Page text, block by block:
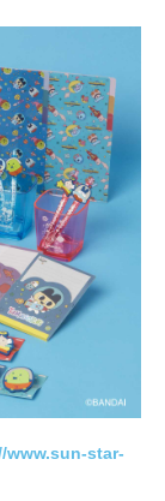
www.sun-star-